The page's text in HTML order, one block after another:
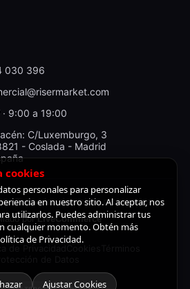
030 396
· 9:00 a 19:00
C/Luxemburgo, 3
- Coslada - Madrid
· Todos los derechos reservados
porLiveCommerce
cookies
personales para personalizar
en nuestro sitio. Al aceptar, nos
utilizarlos. Puedes administrar tus
cualquier momento. Obtén más
de Privacidad.
Ajustar Cookies